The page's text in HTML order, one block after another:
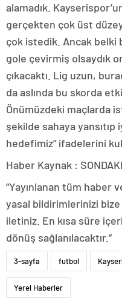
alamadık.
gerçekten çok üst
çok istedik. Ancak belki
gole çevirmiş olsaydık
çıkacaktı. Lig uzun,
da aslında bu skorda
Önümüzdeki maçlarda
şekilde sahaya
hedefimiz” ifadelerini
Haber Kaynak :
“Yayınlanan tüm haber
yasal bildirimlerinizi
iletiniz. En kısa süre
dönüş sağlanılacaktır.”
3-sayfa futbol
Yerel Haberler